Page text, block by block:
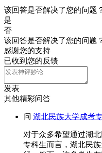
该回答是否解决了您的问题
是
否
该回答是否解决了您的问题
感谢您的支持
已收到您的反馈
发表
其他精彩问答
问 湖北民族大学成考
对于众多希望通过湖
专科生而言，湖北民